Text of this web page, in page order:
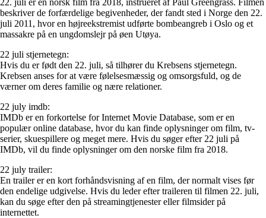
beskriver de forfærdelige begivenheder, der fandt sted i Norge den 22.
juli 2011, hvor en højreekstremist udførte bombeangreb i Oslo og et
massakre på en ungdomslejr på øen Utøya.
22 juli stjernetegn:
Hvis du er født den 22. juli, så tilhører du Krebsens stjernetegn.
Krebsen anses for at være følelsesmæssig og omsorgsfuld, og de
værner om deres familie og nære relationer.
22 july imdb:
IMDb er en forkortelse for Internet Movie Database, som er en
populær online database, hvor du kan finde oplysninger om film, tv-
serier, skuespillere og meget mere. Hvis du søger efter 22 juli på
IMDb, vil du finde oplysninger om den norske film fra 2018.
22 july trailer:
En trailer er en kort forhåndsvisning af en film, der normalt vises før
den endelige udgivelse. Hvis du leder efter traileren til filmen 22. juli,
kan du søge efter den på streamingtjenester eller filmsider på
internettet.